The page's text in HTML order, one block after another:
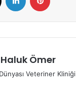
Haluk Ömer
Veteriner Kliniği